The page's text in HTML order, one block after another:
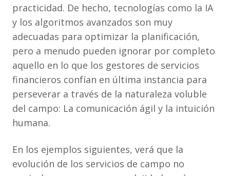
practicidad. De hecho, tecnologías como la IA
y los algoritmos avanzados son muy
adecuadas para optimizar la planificación,
pero a menudo pueden ignorar por completo
aquello en lo que los gestores de servicios
financieros confían en última instancia para
perseverar a través de la naturaleza voluble
del campo: La comunicación ágil y la intuición
humana.
En los ejemplos siguientes, verá que la
evolución de los servicios de campo no